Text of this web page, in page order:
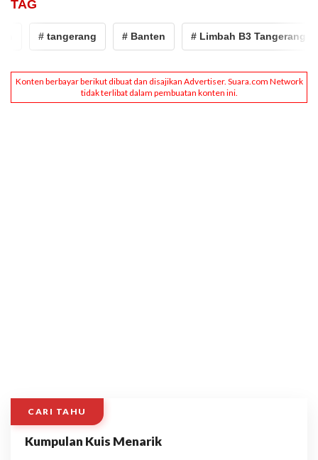
TAG
# tangerang # Banten # Limbah B3 Tangerang
CARI TAHU
Kumpulan Kuis Menarik